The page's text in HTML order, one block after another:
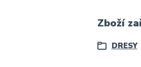
Zboží
DRESY